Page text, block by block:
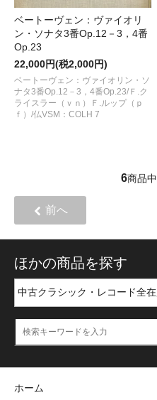
ベートーヴェン：ヴァイオリ
ン・ソナタ3番Op.12－3，4番
Op.23
22,000円(税2,000円)
ベートーヴェン：ヴァイオリン・ソ
ナタ3番Op.12－3，4番Op.23/Ｆ.ク
ライスラー（ｖｎ）Ｆ.ルップ（ｐ
ｆ）/仏VSM：COLH 7
6商品中
前へ
ほかの商品を探す
ホーム